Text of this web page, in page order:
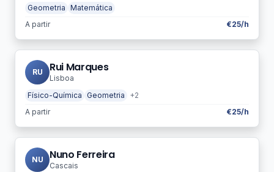
Geometria Matemática
A partir
€25/h
RU Rui Marques
Lisboa
Físico-Química
Geometria
+2
A partir
€25/h
NU Nuno Ferreira
Cascais